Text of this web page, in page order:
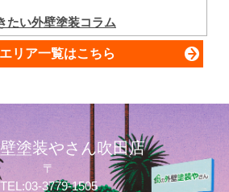
たい外壁塗装コラム
リア一覧はこちら
塗装やさん吹田店
〒
TEL:03-3779-1505